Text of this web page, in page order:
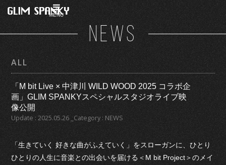
MENU
NEWS
ALL
「M bit Live × 中津川 WILD WOOD 2025 コラボ企
画」GLIM SPANKYスペシャルスタジオライブ映
像公開
Update : 2025.05.26 _Category : NEWS
「生きていく 好きな曲がふえていく」をスローガンに、ひとり
ひとりの人生に音楽との出会いを届ける＜M bit Project＞のメイ